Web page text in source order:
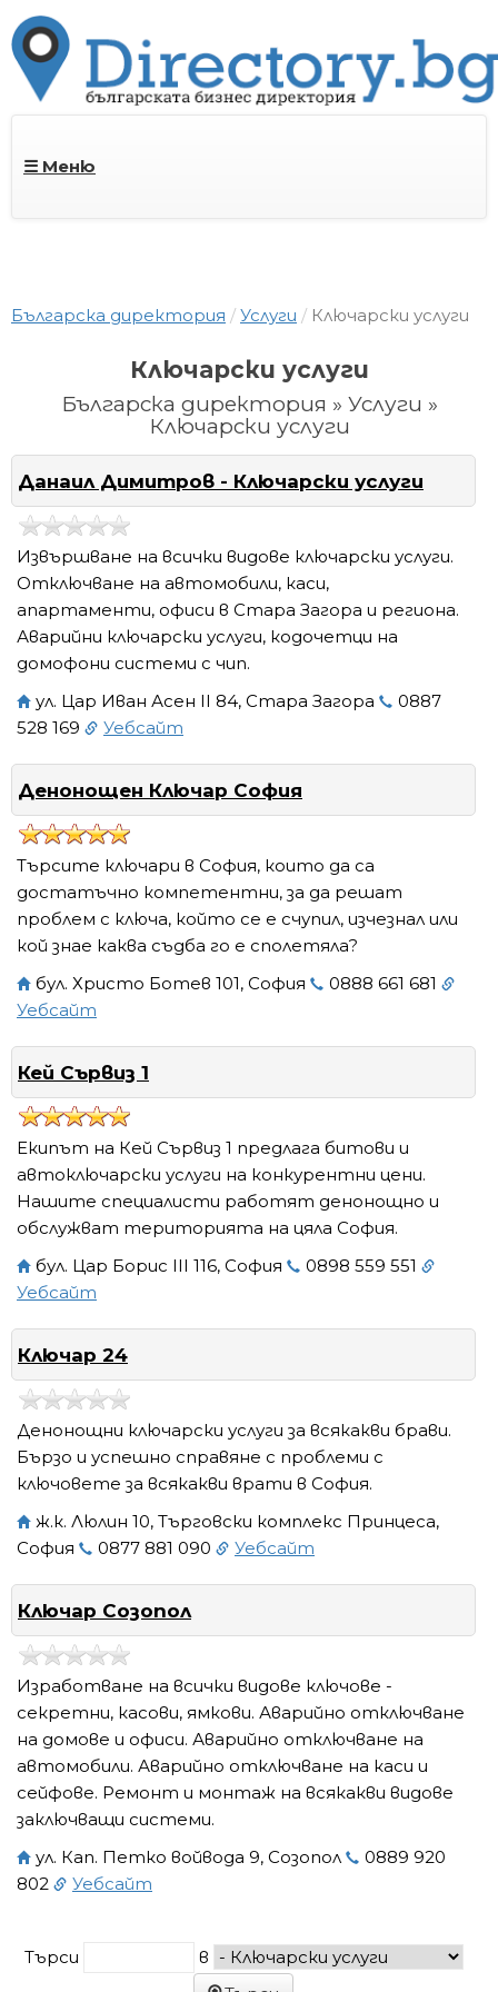
☰ Меню
Българска директория Услуги Ключарски услуги
Ключарски услуги
Българска директория » Услуги »
Ключарски услуги
Данаил Димитров - Ключарски услуги
Извършване на всички видове ключарски услуги.
Отключване на автомобили, каси,
апартаменти, офиси в Стара Загора и региона.
Аварийни ключарски услуги, кодочетци на
домофони системи с чип.
ул. Цар Иван Асен ІІ 84, Стара Загора
0887
528 169
Уебсайт
Денонощен Ключар София
Търсите ключари в София, които да са
достатъчно компетентни, за да решат
проблем с ключа, който се е счупил, изчезнал или
кой знае каква съдба го е сполетяла?
бул. Христо Ботев 101, София
0888 661 681
Уебсайт
Кей Сървиз 1
Екипът на Кей Сървиз 1 предлага битови и
автоключарски услуги на конкурентни цени.
Нашите специалисти работят денонощно и
обслужват територията на цяла София.
бул. Цар Борис III 116, София
0898 559 551
Уебсайт
Ключар 24
Денонощни ключарски услуги за всякакви брави.
Бързо и успешно справяне с проблеми с
ключовете за всякакви врати в София.
ж.к. Люлин 10, Търговски комплекс Принцеса,
София
0877 881 090 Уебсайт
Ключар Созопол
Изработване на всички видове ключове -
секретни, касови, ямкови. Аварийно отключване
на домове и офиси. Аварийно отключване на
автомобили. Аварийно отключване на каси и
сейфове. Ремонт и монтаж на всякакви видове
заключващи системи.
ул. Кап. Петко войвода 9, Созопол
0889 920
802
Уебсайт
Търси
в